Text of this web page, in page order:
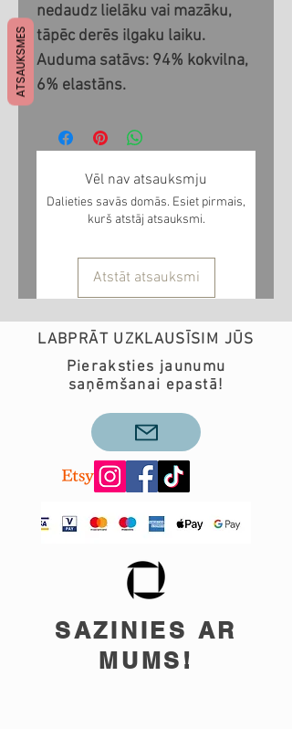
nedaudz lielāku vai mazāku,
tāpēc derēs ilgaku laiku.
Auduma satāvs: 94% kokvilna,
6% elastāns.
Vēl nav atsauksmju
Dalieties savās domās. Esiet pirmais,
kurš atstāj atsauksmi.
Atstāt atsauksmi
LABPRĀT UZKLAUSĪSIM JŪS
Pieraksties jaunumu
saņēmšanai epastā!
SAZINIES AR
MUMS!
ATSAUKSMES